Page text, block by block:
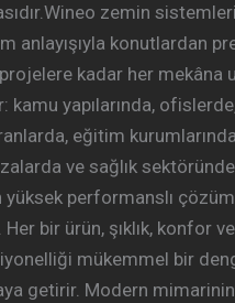
zemin
anlayışıyla konutlardan
kadar her mekâna
kamu yapılarında,
eğitim
ve sağlık
yüksek performanslı
Her bir ürün, şıklık, konfor ve
mükemmel bir
getirir. Modern mimarinin